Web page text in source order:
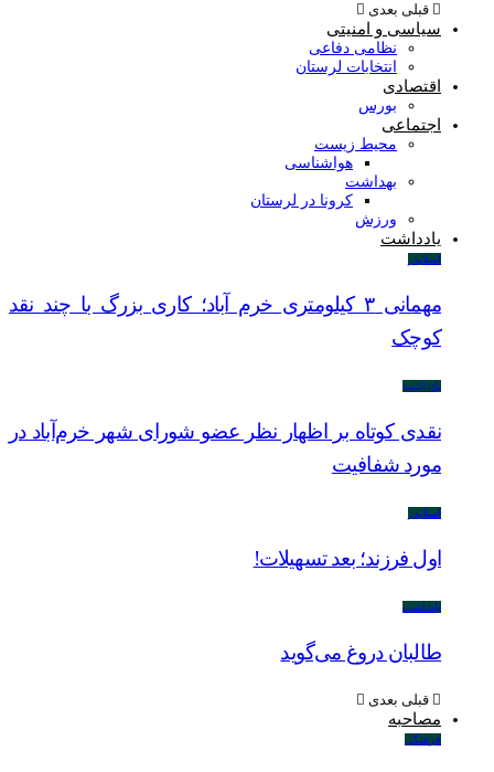
قبلی بعدی
سیاسی و امنیتی
نظامی دفاعی
انتخابات لرستان
اقتصادی
بورس
اجتماعی
محیط زیست
هواشناسی
بهداشت
کرونا در لرستان
ورزش
یادداشت
اسلایدر
مهمانی ۳ کیلومتری خرم آباد؛ کاری بزرگ با چند نقد
کوچک
یادداشت
نقدی کوتاه بر اظهار نظر عضو شورای شهر خرم‌آباد در
مورد شفافیت
اسلایدر
اول فرزند؛ بعد تسهیلات!
یادداشت
طالبان دروغ می‌گوید
قبلی بعدی
مصاحبه
فرهنگی